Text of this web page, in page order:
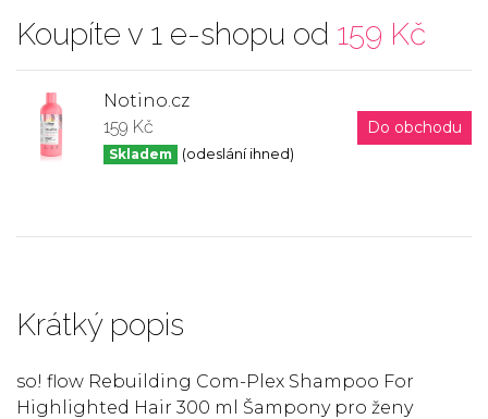
Koupíte v 1 e-shopu od 159 Kč
Notino.cz
159 Kč
Skladem (odeslání ihned)
Do obchodu
Krátký popis
so! flow Rebuilding Com-Plex Shampoo For
Highlighted Hair 300 ml Šampony pro ženy